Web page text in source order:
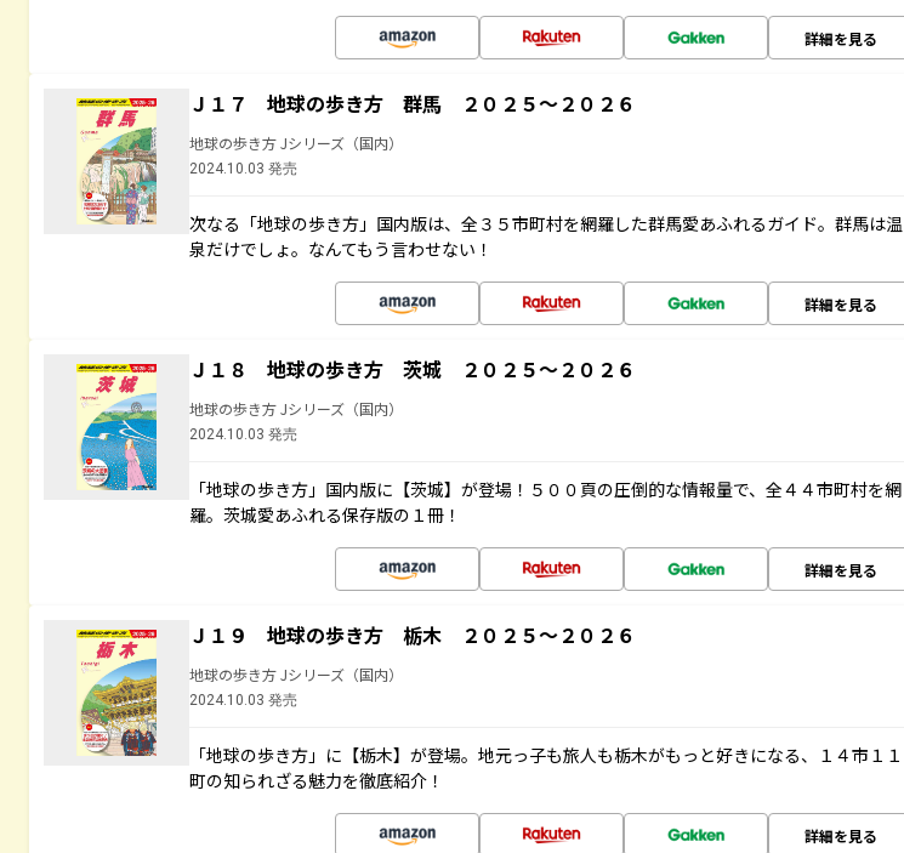
詳細を見る
Ｊ１７ 地球の歩き方 群馬 ２０２５～２０２６
地球の歩き方 Jシリーズ（国内）
2024.10.03 発売
次なる「地球の歩き方」国内版は、全３５市町村を網羅した群馬愛あふれるガイド。群馬は温
泉だけでしょ。なんてもう言わせない！
詳細を見る
Ｊ１８ 地球の歩き方 茨城 ２０２５～２０２６
地球の歩き方 Jシリーズ（国内）
2024.10.03 発売
「地球の歩き方」国内版に【茨城】が登場！５００頁の圧倒的な情報量で、全４４市町村を網
羅。茨城愛あふれる保存版の１冊！
詳細を見る
Ｊ１９ 地球の歩き方 栃木 ２０２５～２０２６
地球の歩き方 Jシリーズ（国内）
2024.10.03 発売
「地球の歩き方」に【栃木】が登場。地元っ子も旅人も栃木がもっと好きになる、１４市１１
町の知られざる魅力を徹底紹介！
詳細を見る